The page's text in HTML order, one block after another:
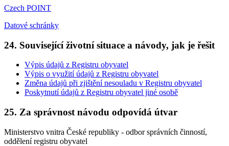
Czech POINT
Datové schránky
24. Související životní situace a návody, jak je řešit
Výpis údajů z Registru obyvatel
Výpis o využití údajů z Registru obyvatel
Změna údajů při zjištění nesouladu v Registru obyvatel
Poskytnutí údajů z Registru obyvatel jiné osobě
25. Za správnost návodu odpovídá útvar
Ministerstvo vnitra České republiky - odbor správních činností,
oddělení registru obyvatel